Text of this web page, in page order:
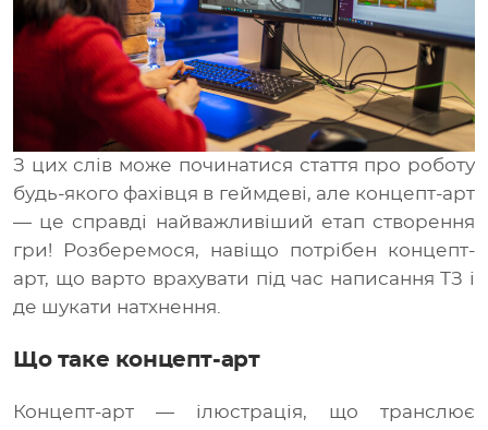
Медіа
RU
З цих слів може починатися стаття про роботу
будь-якого фахівця в геймдеві, але концепт-арт
— це справді найважливіший етап створення
гри! Розберемося, навіщо потрібен концепт-
арт, що варто врахувати під час написання ТЗ і
де шукати натхнення.
Що таке концепт-арт
Концепт-арт — ілюстрація, що транслює